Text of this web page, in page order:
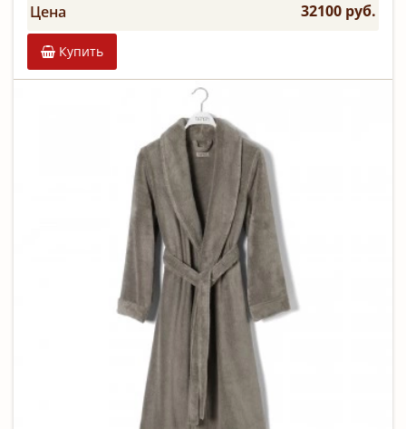
Цена 32100 руб.
Купить